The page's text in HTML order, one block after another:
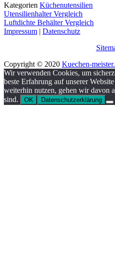
Kategorien Küchenutensilien
Utensilienhalter Vergleich
Luftdichte Behälter Vergleich
Impressum | Datenschutz
Copyright © 2020 Kuechen-
Wir verwenden Cookies, um
beste Erfahrung auf unserer
weiterhin nutzen, gehen wir davon
sind.
OK Datenschutzerklärung